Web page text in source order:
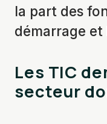
la part des
démarrage
Les TIC
secteur